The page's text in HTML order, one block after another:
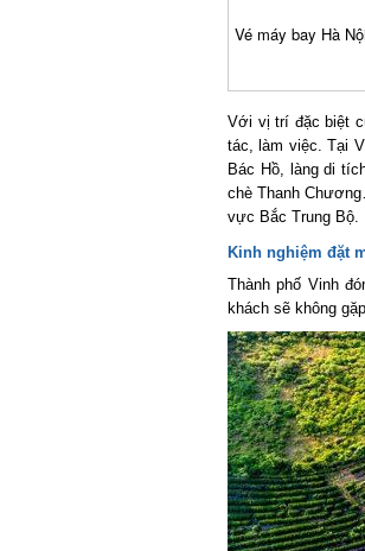
Vé máy bay Hà
Với vị trí đặc biệt
tác, làm việc. Tại
Bác Hồ, làng di
chè Thanh
vực Bắc Trung Bộ.
Kinh nghiệm đặt
Thành phố Vinh
khách sẽ không